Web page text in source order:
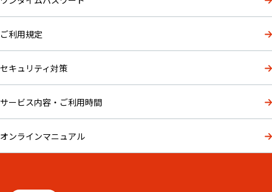
ご利用規定
セキュリティ対策
サービス内容・ご利用時間
オンラインマニュアル